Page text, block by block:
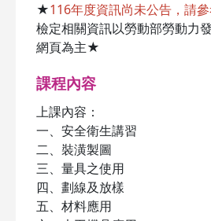
★116年度資訊尚未公告，請
檢定相關資訊以勞動部勞動力
網頁為主★
課程內容
上課內容：
一、安全衛生講習
二、裝潢製圖
三、量具之使用
四、劃線及放樣
五、材料應用